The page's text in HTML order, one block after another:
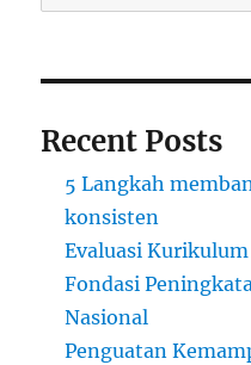
Recent Posts
5 Langkah
konsisten
Evaluasi
Fondasi
Nasional
Penguatan